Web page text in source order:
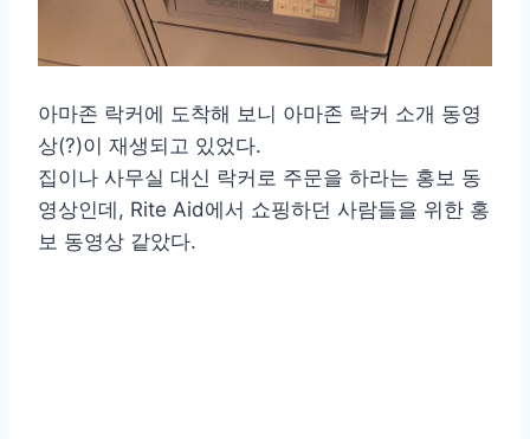
아마존 락커에 도착해 보니 아마존 락커 소개 동영
상(?)이 재생되고 있었다.
집이나 사무실 대신 락커로 주문을 하라는 홍보 동
영상인데, Rite Aid에서 쇼핑하던 사람들을 위한 홍
보 동영상 같았다.